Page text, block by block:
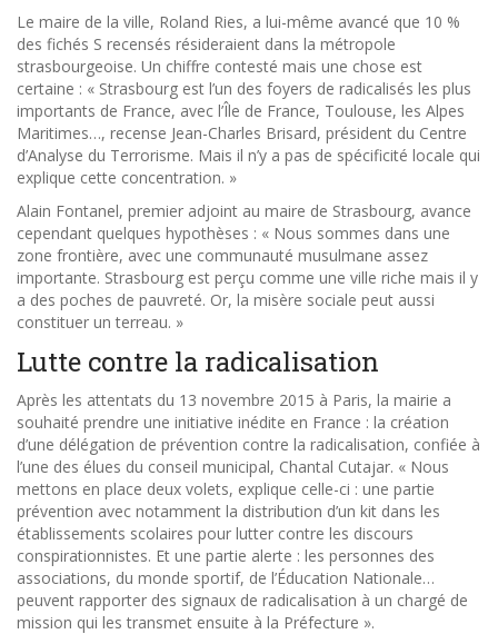
Le maire de la ville, Roland Ries, a lui-même avancé que 10 %
des fichés S recensés résideraient dans la métropole
strasbourgeoise. Un chiffre contesté mais une chose est
certaine : « Strasbourg est l’un des foyers de radicalisés les plus
importants de France, avec l’Île de France, Toulouse, les Alpes
Maritimes…, recense Jean-Charles Brisard, président du Centre
d’Analyse du Terrorisme. Mais il n’y a pas de spécificité locale qui
explique cette concentration. »
Alain Fontanel, premier adjoint au maire de Strasbourg, avance
cependant quelques hypothèses : « Nous sommes dans une
zone frontière, avec une communauté musulmane assez
importante. Strasbourg est perçu comme une ville riche mais il y
a des poches de pauvreté. Or, la misère sociale peut aussi
constituer un terreau. »
Lutte contre la radicalisation
Après les attentats du 13 novembre 2015 à Paris, la mairie a
souhaité prendre une initiative inédite en France : la création
d’une délégation de prévention contre la radicalisation, confiée à
l’une des élues du conseil municipal, Chantal Cutajar. « Nous
mettons en place deux volets, explique celle-ci : une partie
prévention avec notamment la distribution d’un kit dans les
établissements scolaires pour lutter contre les discours
conspirationnistes. Et une partie alerte : les personnes des
associations, du monde sportif, de l’Éducation Nationale…
peuvent rapporter des signaux de radicalisation à un chargé de
mission qui les transmet ensuite à la Préfecture ».